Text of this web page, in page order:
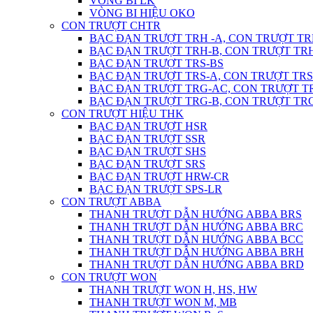
VÒNG BI HIỆU OKO
CON TRƯỢT CHTR
BẠC ĐẠN TRƯỢT TRH -A, CON TRƯỢT
BẠC ĐẠN TRƯỢT TRH-B, CON TRƯỢT
BẠC ĐẠN TRƯỢT TRS-BS
BẠC ĐẠN TRƯỢT TRS-A, CON TRƯỢT
BẠC ĐẠN TRƯỢT TRG-AC, CON TRƯỢT
BẠC ĐẠN TRƯỢT TRG-B, CON TRƯỢT
CON TRƯỢT HIỆU THK
BẠC ĐẠN TRƯỢT HSR
BẠC ĐẠN TRƯỢT SSR
BẠC ĐẠN TRƯỢT SHS
BẠC ĐẠN TRƯỢT SRS
BẠC ĐẠN TRƯỢT HRW-CR
BẠC ĐẠN TRƯỢT SPS-LR
CON TRƯỢT ABBA
THANH TRƯỢT DẪN HƯỚNG ABBA BRS
THANH TRƯỢT DẪN HƯỚNG ABBA BRC
THANH TRƯỢT DẪN HƯỚNG ABBA BCC
THANH TRƯỢT DẪN HƯỚNG ABBA BRH
THANH TRƯỢT DẪN HƯỚNG ABBA BRD
CON TRƯỢT WON
THANH TRƯỢT WON H, HS, HW
THANH TRƯỢT WON M, MB